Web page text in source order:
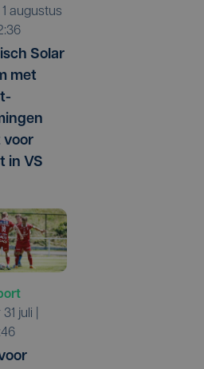
Solar
met
voor
in VS